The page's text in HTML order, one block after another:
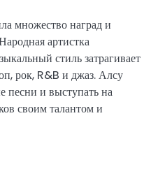
множество наград и
артистка
стиль затрагивает
рок, R&B и джаз. Алсу
песни и выступать на
своим талантом и